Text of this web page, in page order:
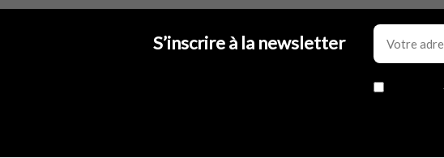
S’inscrire à la newsletter